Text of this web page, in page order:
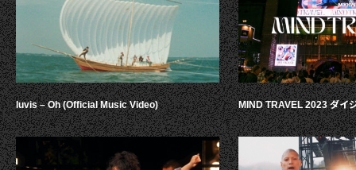
luvis – Oh (Official Music Video) MIND TRAVEL 2023 ダイ